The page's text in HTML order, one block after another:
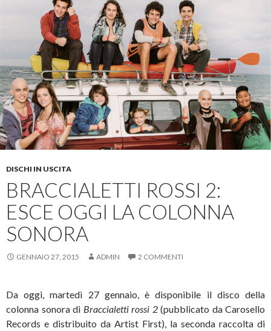
DISCHI IN USCITA
BRACCIALETTI ROSSI 2:
ESCE OGGI LA COLONNA
SONORA
GENNAIO 27, 2015 ADMIN 2 COMMENTI
Da oggi, martedì 27 gennaio, è disponibile il disco della
colonna sonora di Braccialetti rossi 2 (pubblicato da Carosello
Records e distribuito da Artist First), la seconda raccolta di